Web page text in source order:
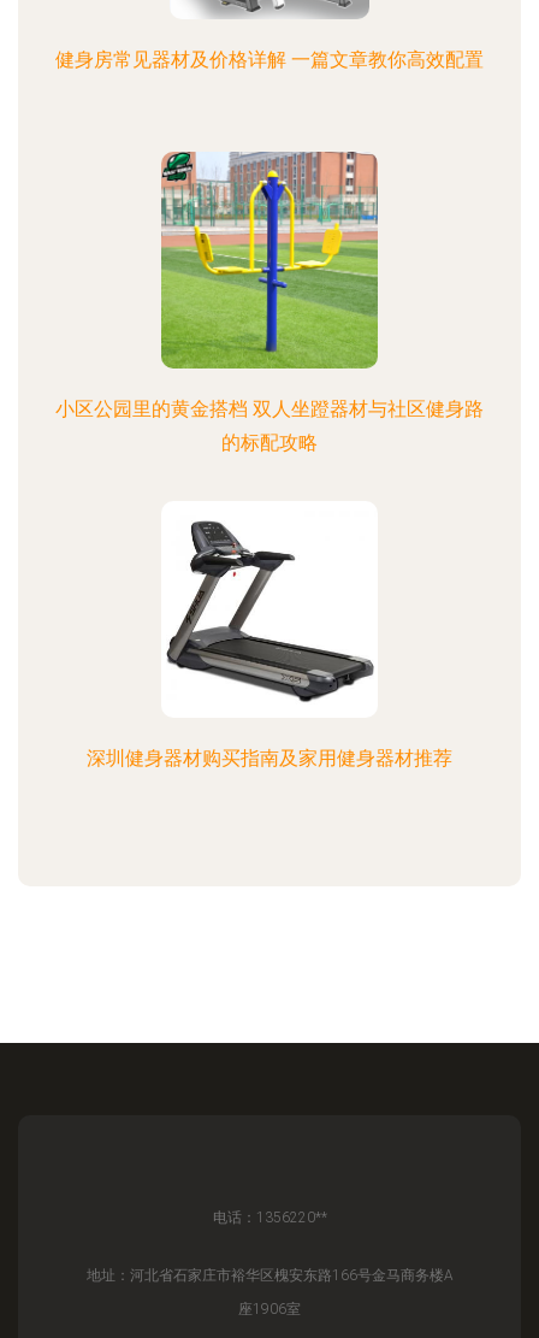
健身房常见器材及价格详解 一篇文章教你高效配置
小区公园里的黄金搭档 双人坐蹬器材与社区健身路
的标配攻略
深圳健身器材购买指南及家用健身器材推荐
电话：1356220**
地址：河北省石家庄市裕华区槐安东路166号金马商务楼A
座1906室